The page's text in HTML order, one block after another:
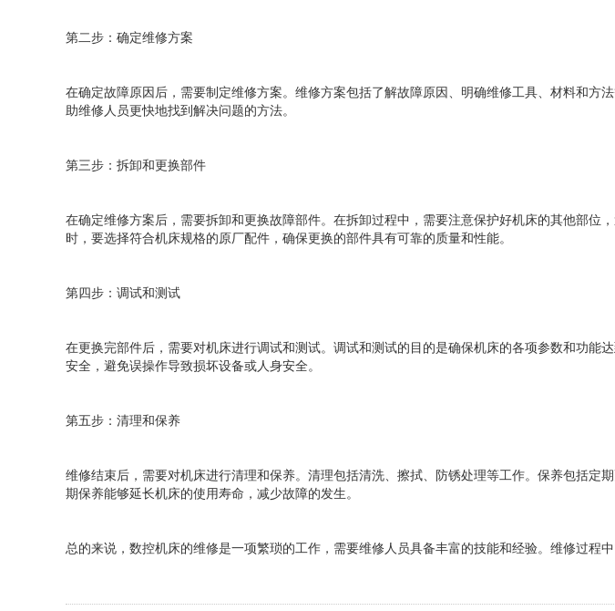
第二步：确定维修方案
在确定故障原因后，需要制定维修方案。维修方案包括了解故障原因、明确维修工具、材料和方法
助维修人员更快地找到解决问题的方法。
第三步：拆卸和更换部件
在确定维修方案后，需要拆卸和更换故障部件。在拆卸过程中，需要注意保护好机床的其他部位
时，要选择符合机床规格的原厂配件，确保更换的部件具有可靠的质量和性能。
第四步：调试和测试
在更换完部件后，需要对机床进行调试和测试。调试和测试的目的是确保机床的各项参数和功能达
安全，避免误操作导致损坏设备或人身安全。
第五步：清理和保养
维修结束后，需要对机床进行清理和保养。清理包括清洗、擦拭、防锈处理等工作。保养包括定期更
期保养能够延长机床的使用寿命，减少故障的发生。
总的来说，数控机床的维修是一项繁琐的工作，需要维修人员具备丰富的技能和经验。维修过程